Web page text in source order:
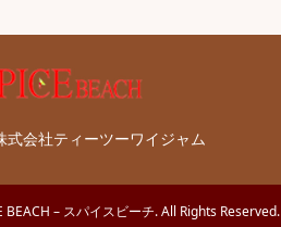
会社ティーツーワイジャム
BEACH – スパイスビーチ. All Rights Reserved.